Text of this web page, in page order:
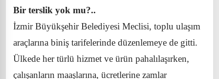
Bir terslik yok mu?..
İzmir Büyükşehir Belediyesi Meclisi, toplu ulaşım
araçlarına biniş tarifelerinde düzenlemeye de gitti.
Ülkede her türlü hizmet ve ürün pahalılaşırken,
çalışanların maaşlarına, ücretlerine zamlar